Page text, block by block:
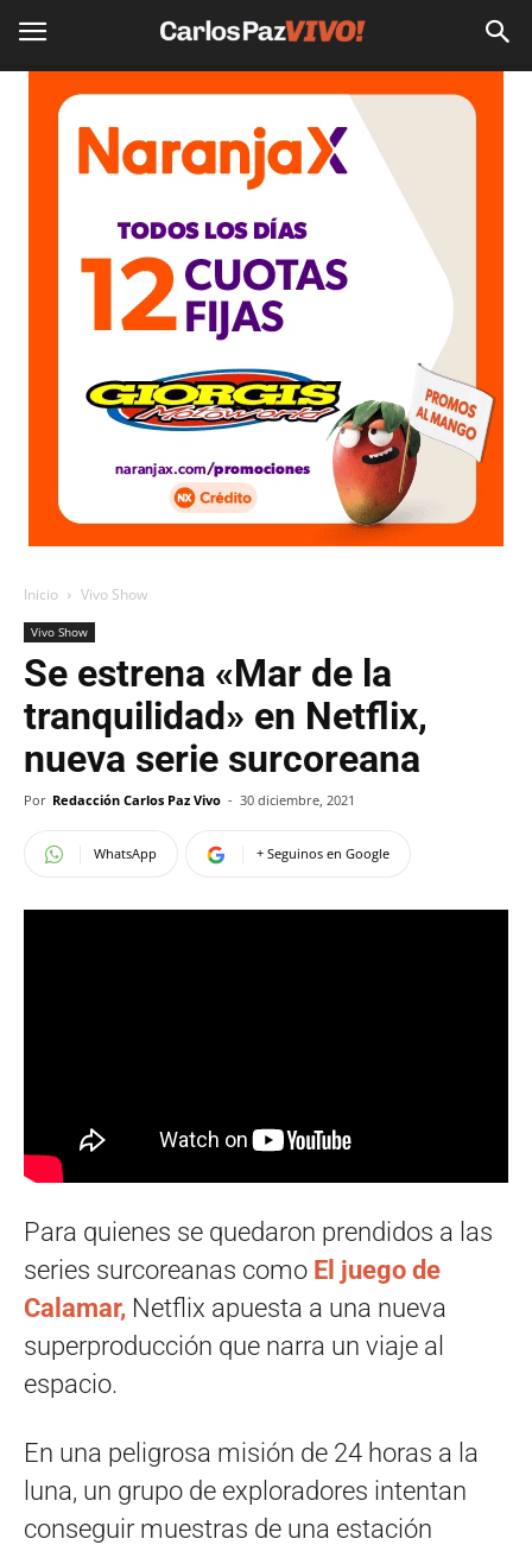
Inicio Vivo Show
Vivo Show
Se estrena «Mar de la
tranquilidad» en Netflix,
nueva serie surcoreana
Por Redacción Carlos Paz Vivo - 30 diciembre, 2021
WhatsApp + Seguinos en Google
Para quienes se quedaron prendidos a las
series surcoreanas como El juego de
Calamar, Netflix apuesta a una nueva
superproducción que narra un viaje al
espacio.
En una peligrosa misión de 24 horas a la
luna, un grupo de exploradores intentan
conseguir muestras de una estación